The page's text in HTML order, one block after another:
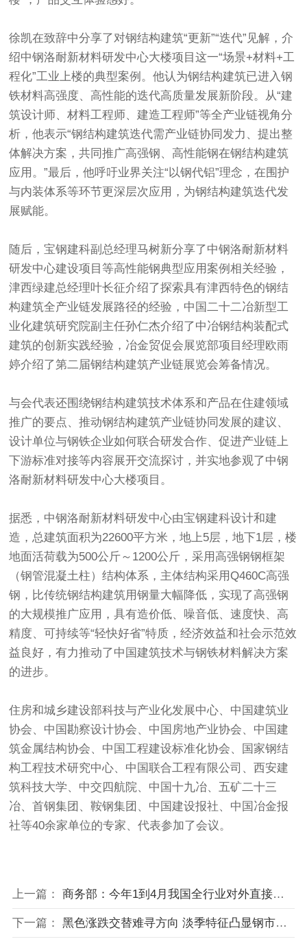
徐凯在致辞中分享了对钢结构建筑“更新”“迭代”见解，介
绍中钢洛耐新材料研发中心大楼项目这一“场景+材料+工
程化”工业上楼的典型案例。他认为钢结构建筑已进入钢
铁材料高强度、高性能的迭代高质量发展新阶段。从“建
筑设计师、材料工程师、建造工程师”等全产业链视角分
析，他表示“钢结构建筑迭代需产业链协同发力、提出整
体解决方案，共同推广高强钢、高性能钢在钢结构建筑
应用。”最后，他呼吁业界关注“以钢代铝”理念，在围护
与内装体系等环节更深层次应用，为钢结构建筑迭代发
展赋能。
随后，宝钢建科副总经理马树新分享了中钢洛耐新材料
研发中心建设项目等高性能钢典型应用案例相关经验，
津西绿建总经理叶长征介绍了探索具有津西特色的钢结
构建筑全产业链发展路径的经验，中国二十二冶新型工
业化建筑研究院副主任孙仁杰介绍了中冶钢结构装配式
建筑的创新实践经验，冶金贸促会展览部项目经理欧雨
婷介绍了第二届钢结构建筑产业链展览会筹备情况。
与会代表还围绕钢结构建筑技术体系和产品在住建领域
推广的要点、推动钢结构建筑产业链协同发展的建议、
设计单位与钢铁企业如何联合研发合作、促进产业链上
下游标准对接等内容展开交流探讨，并实地参观了中钢
洛耐新材料研发中心大楼项目。
据悉，中钢洛耐新材料研发中心由宝钢建科设计和建
造，总建筑面积为22600平方米，地上5层，地下1层，楼
地面活荷载为500公斤～1200公斤，采用高强钢钢框架
（钢管混凝土柱）结构体系，主体结构采用Q460C高强
钢，比传统钢结构建筑用钢量大幅降低，实现了高强钢
的大规模推广应用，具有造价低、噪音低、速度快、高
精度、可持续等“轻快好省”特质，经济效益和社会示范效
益良好，有力推动了中国建筑技术与钢铁材料解决方案
的进步。
住房和城乡建设部科技与产业化发展中心、中国建筑业
协会、中国勘察设计协会、中国房地产业协会、中国建
筑金属结构协会、中国工程建设标准化协会、国家钢结
构工程技术研究中心、中国联合工程有限公司、西安建
筑科技大学、中交四航院、中国十九冶、五矿二十三
冶、首钢集团、鞍钢集团、中国建设报社、中国冶金报
社等40余家单位的专家、代表参加了会议。
上一篇： 商务部：今年1到4月我国全行业对外直接投资575.4亿美元
下一篇： 黑色涨跌交替难寻方向 淡季特征凸显钢市依旧疲弱